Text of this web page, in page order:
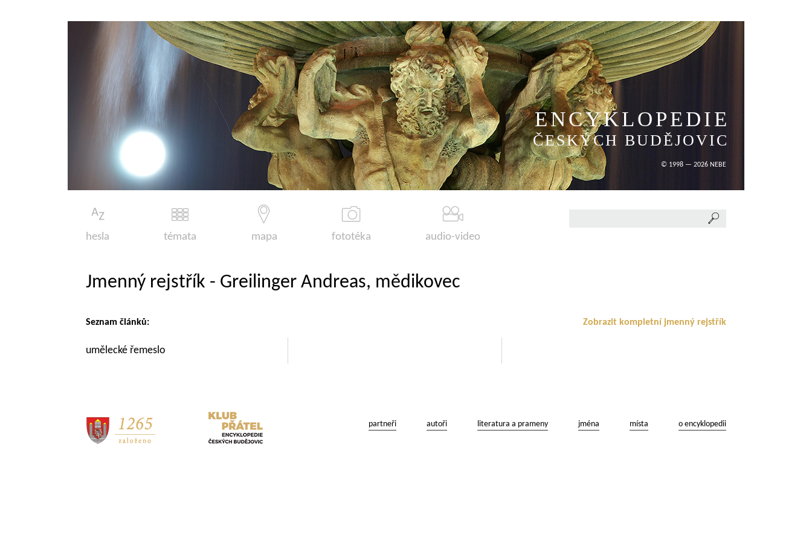
ENCYKLOPEDIE
ČESKÝCH BUDĚJOVIC
© 1998 — 2026 NEBE
hesla témata mapa fototéka audio-video
Jmenný rejstřík - Greilinger Andreas, mědikovec
Zobrazit kompletní jmenný rejstřík
Seznam článků:
umělecké řemeslo
partneři autoři literatura a prameny jména místa o encyklopedii